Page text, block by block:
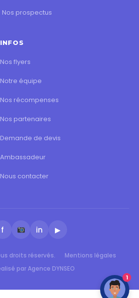
Nos prospectus
INFOS
Nos flyers
Notre équipe
Nos récompenses
Nos partenaires
Demande de devis
Ambassadeur
Nous contacter
f in ▶
droits réservés.
Mentions légales
par Agence DYNSEO
1